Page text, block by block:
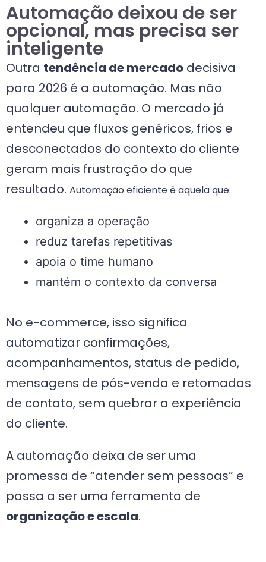
Automação deixou de ser
opcional, mas precisa ser
inteligente
Outra tendência de mercado decisiva
para 2026 é a automação. Mas não
qualquer automação. O mercado já
entendeu que fluxos genéricos, frios e
desconectados do contexto do cliente
geram mais frustração do que
resultado. Automação eficiente é aquela que:
organiza a operação
reduz tarefas repetitivas
apoia o time humano
mantém o contexto da conversa
No e-commerce, isso significa
automatizar confirmações,
acompanhamentos, status de pedido,
mensagens de pós-venda e retomadas
de contato, sem quebrar a experiência
do cliente.
A automação deixa de ser uma
promessa de “atender sem pessoas” e
passa a ser uma ferramenta de
organização e escala.